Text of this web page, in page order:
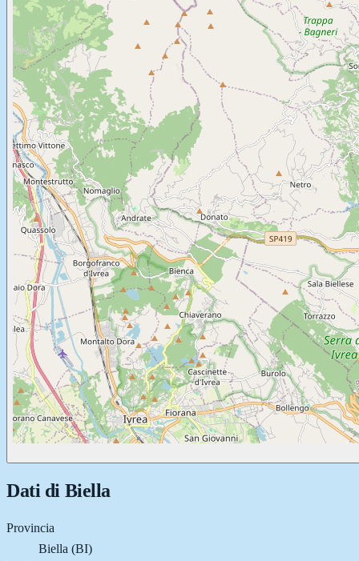
Dati di Biella
Provincia
Biella (BI)